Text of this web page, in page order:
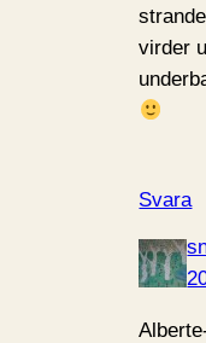
virder
Svara